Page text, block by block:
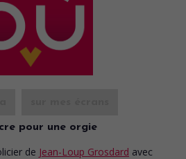
pour une orgie
de Jean-Loup Grosdard avec